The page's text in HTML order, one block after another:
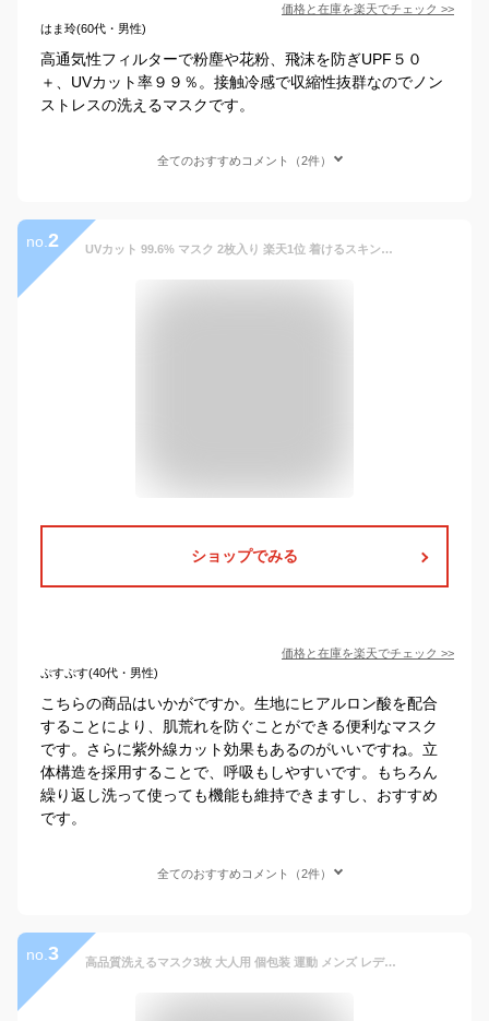
価格と在庫を楽天でチェック >>
はま玲(60代・男性)
高通気性フィルターで粉塵や花粉、飛沫を防ぎUPF５０
＋、UVカット率９９％。接触冷感で収縮性抜群なのでノン
ストレスの洗えるマスクです。
全てのおすすめコメント（2件）
no. 2 UVカット 99.6% マスク 2枚入り 楽天1位 着けるスキンケア ❄︎美白スキンケア シロノサクラ。❄︎ White Skincare Mask 〜桜蘭〜 UV 保湿マスク 肌荒れ 防止 肌に優しい 3Dフィット型 小顔 マスク荒れ 洗える
ショップでみる
価格と在庫を楽天でチェック >>
ぷすぷす(40代・男性)
こちらの商品はいかがですか。生地にヒアルロン酸を配合
することにより、肌荒れを防ぐことができる便利なマスク
です。さらに紫外線カット効果もあるのがいいですね。立
体構造を採用することで、呼吸もしやすいです。もちろん
繰り返し洗って使っても機能も維持できますし、おすすめ
です。
全てのおすすめコメント（2件）
no. 3 高品質洗えるマスク3枚 大人用 個包装 運動 メンズ レディース 個別包装 冷感 繰り返し使える 速乾 小顔効果 UVカット蒸れない涼しい生地 接触冷感 送料無料 夏用 冬用 スポーツ ランニング ジム ヨガ おしゃれ かわいい レディース メンズ 男女兼用 黒 白 グレー ピンク